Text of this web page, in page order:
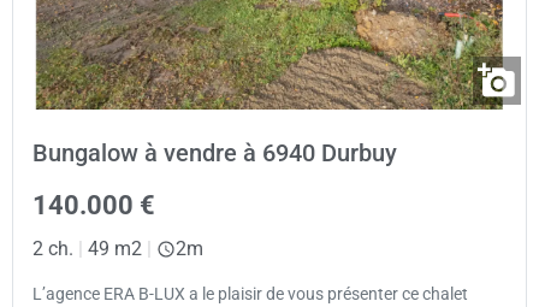
Bungalow à vendre à 6940 Durbuy
140.000 €
2 ch. 49 m2 2m
L’agence ERA B-LUX a le plaisir de vous présenter ce chalet